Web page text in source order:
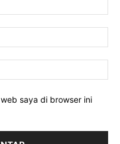
saya di browser ini